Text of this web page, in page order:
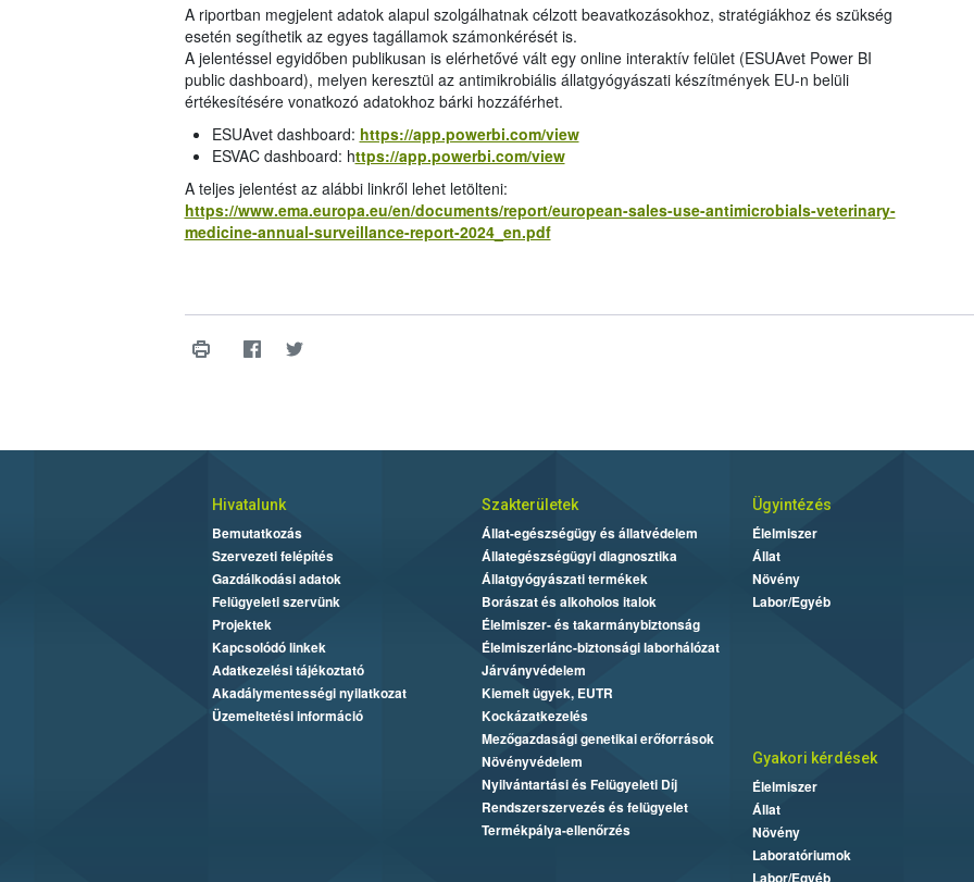
A riportban megjelent adatok alapul szolgálhatnak célzott beavatkozásokhoz, stratégiákhoz és szükség
esetén segíthetik az egyes tagállamok számonkérését is.
A jelentéssel egyidőben publikusan is elérhetővé vált egy online interaktív felület (ESUAvet Power BI
public dashboard), melyen keresztül az antimikrobiális állatgyógyászati készítmények EU-n belüli
értékesítésére vonatkozó adatokhoz bárki hozzáférhet.
ESUAvet dashboard: https://app.powerbi.com/view
ESVAC dashboard: https://app.powerbi.com/view
A teljes jelentést az alábbi linkről lehet letölteni:
https://www.ema.europa.eu/en/documents/report/european-sales-use-antimicrobials-veterinary-
medicine-annual-surveillance-report-2024_en.pdf
Hivatalunk
Bemutatkozás
Szervezeti felépítés
Gazdálkodási adatok
Felügyeleti szervünk
Projektek
Kapcsolódó linkek
Adatkezelési tájékoztató
Akadálymentességi nyilatkozat
Üzemeltetési információ
Szakterületek
Állat-egészségügy és állatvédelem
Állategészségügyi diagnosztika
Állatgyógyászati termékek
Borászat és alkoholos italok
Élelmiszer- és takarmánybiztonság
Élelmiszerlánc-biztonsági laborhálózat
Járványvédelem
Kiemelt ügyek, EUTR
Kockázatkezelés
Mezőgazdasági genetikai erőforrások
Növényvédelem
Nyilvántartási és Felügyeleti Díj
Rendszerszervezés és felügyelet
Termékpálya-ellenőrzés
Ügyintézés
Élelmiszer
Állat
Növény
Labor/Egyéb
Gyakori kérdések
Élelmiszer
Állat
Növény
Laboratóriumok
Labor/Egyéb